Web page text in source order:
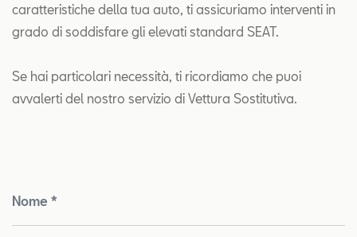
caratteristiche della tua auto, ti assicuriamo interventi in
grado di soddisfare gli elevati standard SEAT.
Se hai particolari necessità, ti ricordiamo che puoi
avvalerti del nostro servizio di Vettura Sostitutiva.
Nome *